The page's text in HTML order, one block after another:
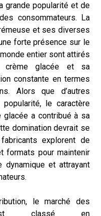
grande popularité et de
consommateurs. La
et ses diverses
forte présence sur le
entier sont attirés
crème glacée et sa
constante en termes
Alors que d’autres
le caractère
a contribué à sa
domination devrait se
explorent de
formats pour maintenir
et attrayant
le marché des
classé en